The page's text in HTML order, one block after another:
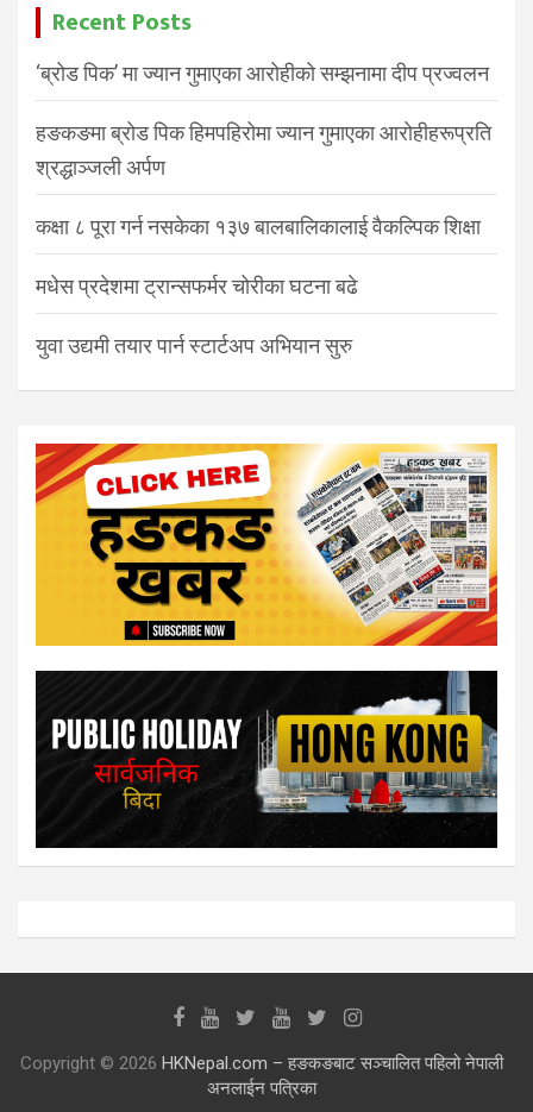
Recent Posts
‘ब्रोड पिक’ मा ज्यान गुमाएका आरोहीको सम्झनामा दीप प्रज्वलन
हङकङमा ब्रोड पिक हिमपहिरोमा ज्यान गुमाएका आरोहीहरूप्रति
श्रद्धाञ्जली अर्पण
कक्षा ८ पूरा गर्न नसकेका १३७ बालबालिकालाई वैकल्पिक शिक्षा
मधेस प्रदेशमा ट्रान्सफर्मर चोरीका घटना बढे
युवा उद्यमी तयार पार्न स्टार्टअप अभियान सुरु
Copyright © 2026 HKNepal.com – हङकङबाट सञ्चालित पहिलो नेपाली
अनलाईन पत्रिका